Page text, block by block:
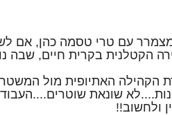
עם טרי טסמה כהן, אם
הקטלנית בקרית חיים, שבה
הקהילה האתיופית מול
שונאת
ולחשוב!!